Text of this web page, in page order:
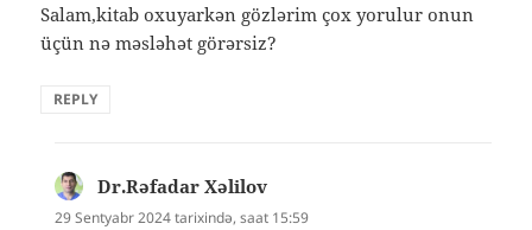
Salam,kitab oxuyarkən gözlərim çox yorulur onun
üçün nə məsləhət görərsiz?
REPLY
Dr.Rəfadar Xəlilov
ki:
29 Sentyabr 2024 tarixində, saat 15:59